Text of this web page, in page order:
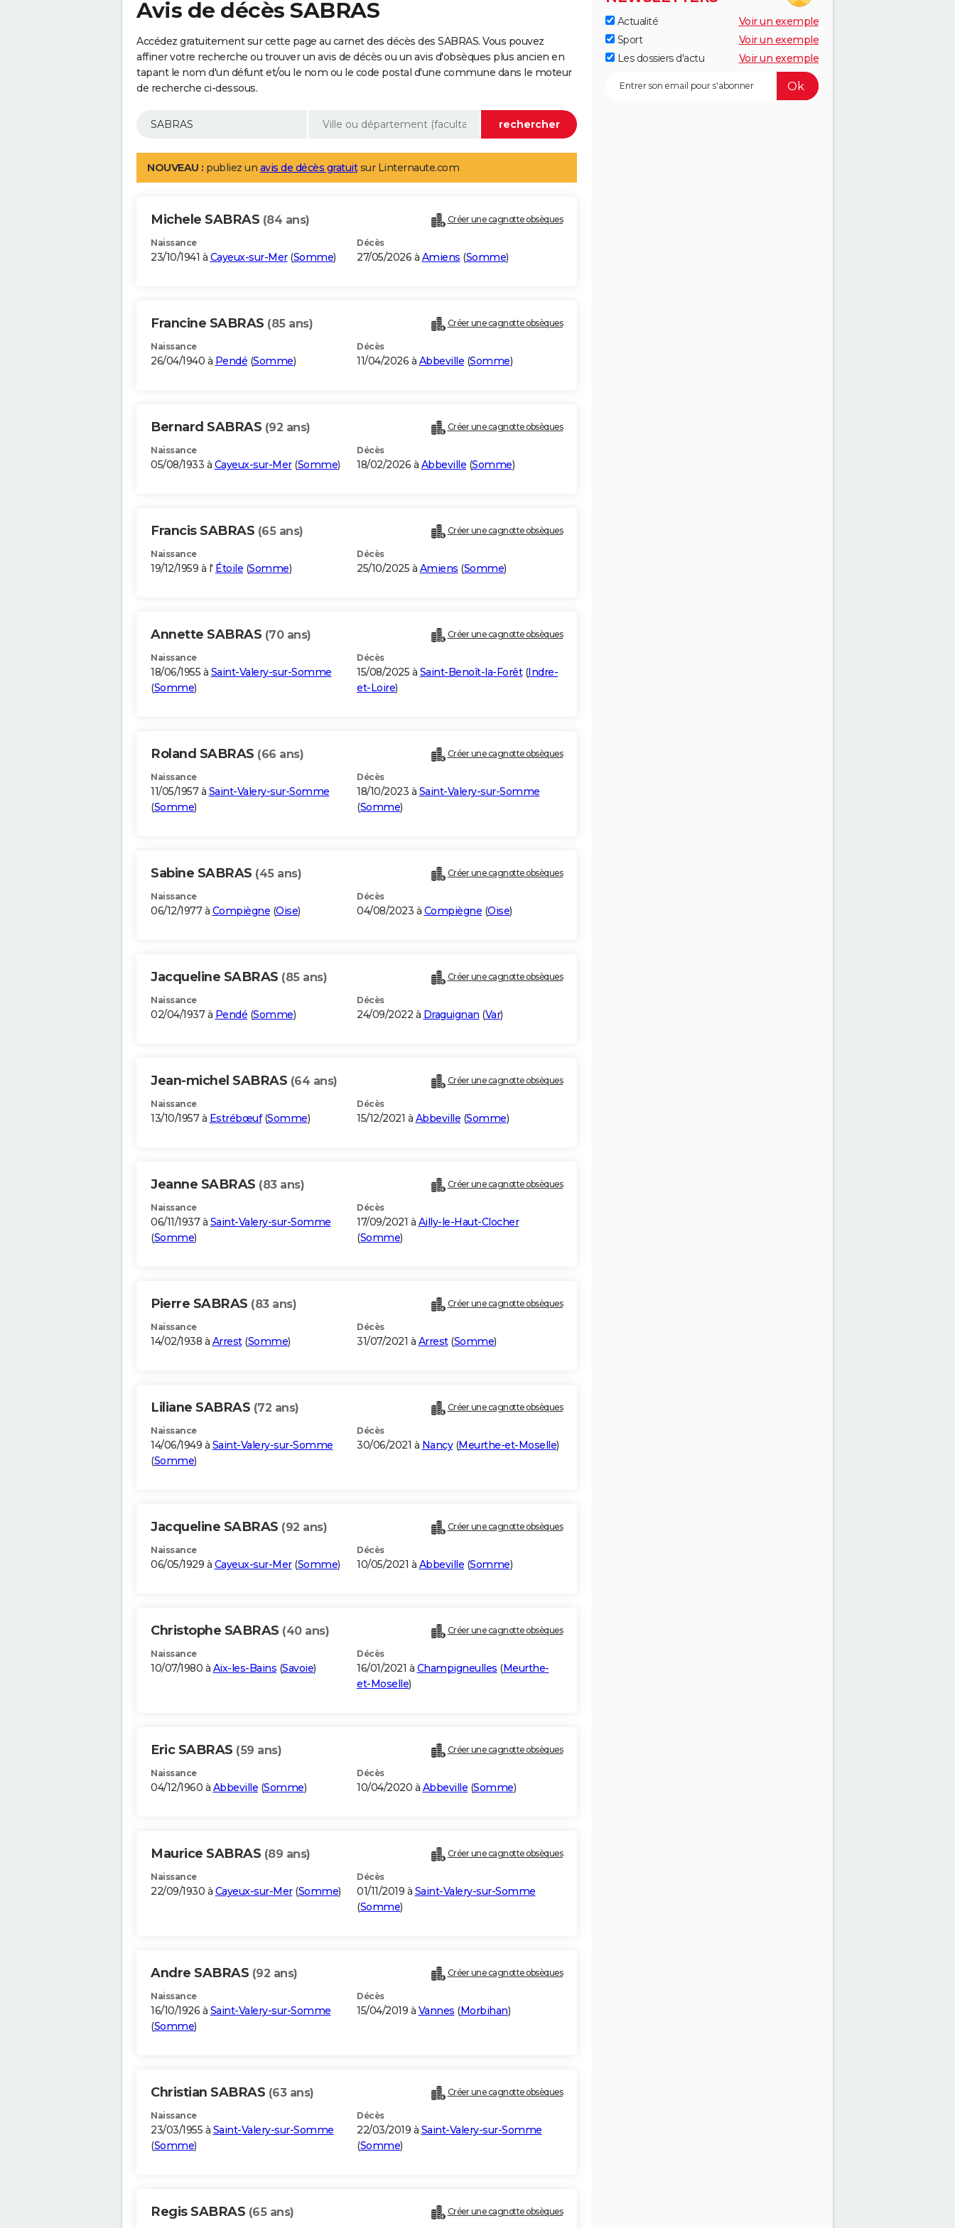
Avis de décès SABRAS
Accédez gratuitement sur cette page au carnet des décès des SABRAS. Vous pouvez
affiner votre recherche ou trouver un avis de décès ou un avis d'obsèques plus ancien en
tapant le nom d'un défunt et/ou le nom ou le code postal d'une commune dans le moteur
de recherche ci-dessous.
NOUVEAU : publiez un avis de décès gratuitsur Linternaute.com
Michele SABRAS (84 ans) Créer une cagnotte obsèques
Naissance
23/10/1941 à Cayeux-sur-Mer(Somme)
Décès
27/05/2026 à Amiens (Somme)
Francine SABRAS (85 ans) Créer une cagnotte obsèques
Naissance
26/04/1940 à Pendé (Somme)
Décès
11/04/2026 à Abbeville (Somme)
Bernard SABRAS (92 ans) Créer une cagnotte obsèques
Naissance
05/08/1933 à Cayeux-sur-Mer(Somme)
Décès
18/02/2026 à Abbeville (Somme)
Francis SABRAS (65 ans) Créer une cagnotte obsèques
Naissance
19/12/1959 à l' Étoile (Somme)
Décès
25/10/2025 à Amiens (Somme)
Annette SABRAS (70 ans) Créer une cagnotte obsèques
Naissance
18/06/1955 à Saint-Valery-sur-Somme
(Somme)
Décès
15/08/2025 à Saint-Benoît-la-Forêt(Indre-
et-Loire)
Roland SABRAS (66 ans) Créer une cagnotte obsèques
Naissance
11/05/1957 à Saint-Valery-sur-Somme
(Somme)
Décès
18/10/2023 à Saint-Valery-sur-Somme
(Somme)
Sabine SABRAS (45 ans) Créer une cagnotte obsèques
Naissance
06/12/1977 à Compiègne (Oise)
Décès
04/08/2023 à Compiègne (Oise)
Jacqueline SABRAS (85 ans) Créer une cagnotte obsèques
Naissance
02/04/1937 à Pendé (Somme)
Décès
24/09/2022 à Draguignan (Var)
Jean-michel SABRAS (64 ans) Créer une cagnotte obsèques
Naissance
13/10/1957 à Estrébœuf(Somme)
Décès
15/12/2021 à Abbeville (Somme)
Jeanne SABRAS (83 ans) Créer une cagnotte obsèques
Naissance
06/11/1937 à Saint-Valery-sur-Somme
(Somme)
Décès
17/09/2021 à Ailly-le-Haut-Clocher
(Somme)
Pierre SABRAS (83 ans) Créer une cagnotte obsèques
Naissance
14/02/1938 à Arrest(Somme)
Décès
31/07/2021 à Arrest(Somme)
Liliane SABRAS (72 ans) Créer une cagnotte obsèques
Naissance
14/06/1949 à Saint-Valery-sur-Somme
(Somme)
Décès
30/06/2021 à Nancy(Meurthe-et-Moselle)
Jacqueline SABRAS (92 ans) Créer une cagnotte obsèques
Naissance
06/05/1929 à Cayeux-sur-Mer(Somme)
Décès
10/05/2021 à Abbeville (Somme)
Christophe SABRAS (40 ans) Créer une cagnotte obsèques
Naissance
10/07/1980 à Aix-les-Bains (Savoie)
Décès
16/01/2021 à Champigneulles (Meurthe-
et-Moselle)
Eric SABRAS (59 ans) Créer une cagnotte obsèques
Naissance
04/12/1960 à Abbeville (Somme)
Décès
10/04/2020 à Abbeville (Somme)
Maurice SABRAS (89 ans) Créer une cagnotte obsèques
Naissance
22/09/1930 à Cayeux-sur-Mer(Somme)
Décès
01/11/2019 à Saint-Valery-sur-Somme
(Somme)
Andre SABRAS (92 ans) Créer une cagnotte obsèques
Naissance
16/10/1926 à Saint-Valery-sur-Somme
(Somme)
Décès
15/04/2019 à Vannes (Morbihan)
Christian SABRAS (63 ans) Créer une cagnotte obsèques
Naissance
23/03/1955 à Saint-Valery-sur-Somme
(Somme)
Décès
22/03/2019 à Saint-Valery-sur-Somme
(Somme)
Regis SABRAS (65 ans) Créer une cagnotte obsèques
Actualité
Voir un exemple
Sport
Voir un exemple
Les dossiers d'actu
Voir un exemple